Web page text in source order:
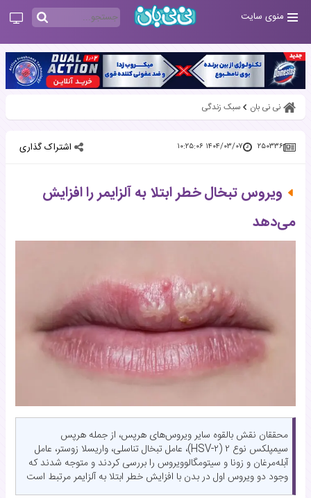
منوی سایت
نی نی بان سبک زندگی
۲۵۰۳۳۶ ۱۴۰۴/۰۳/۰۷ ۱۰:۲۵:۰۶ اشتراک گذاری
ویروس تبخال خطر ابتلا به آلزایمر را افزایش
می‌‌دهد
محققان نقش بالقوه سایر ویروس‌های هرپس، از جمله هرپس
سیمپلکس نوع ۲ (HSV-۲)، عامل تبخال تناسلی، واریسلا زوستر، عامل
آبله‌مرغان و زونا و سیتومگالوویروس را بررسی کردند و متوجه شدند که
وجود دو ویروس اول در بدن با افزایش خطر ابتلا به آلزایمر مرتبط است